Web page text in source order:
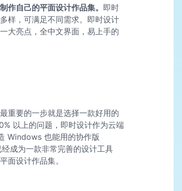
作自己的平面设计作品集。 即时
样，可满足不同需求。即时设计
大亮点，全中文界面，易上手的
重要的一步就是选择一款好用的
以上的问题，即时设计作为云端
Windows 也能用的协作版
成为一款非常完善的设计工具
面设计作品集。